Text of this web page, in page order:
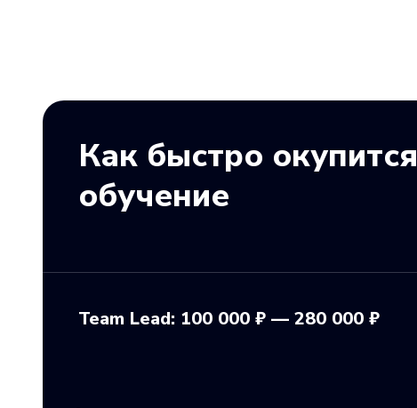
Как быстро окупится
обучение
Team Lead: 100 000 ₽ — 280 000 ₽